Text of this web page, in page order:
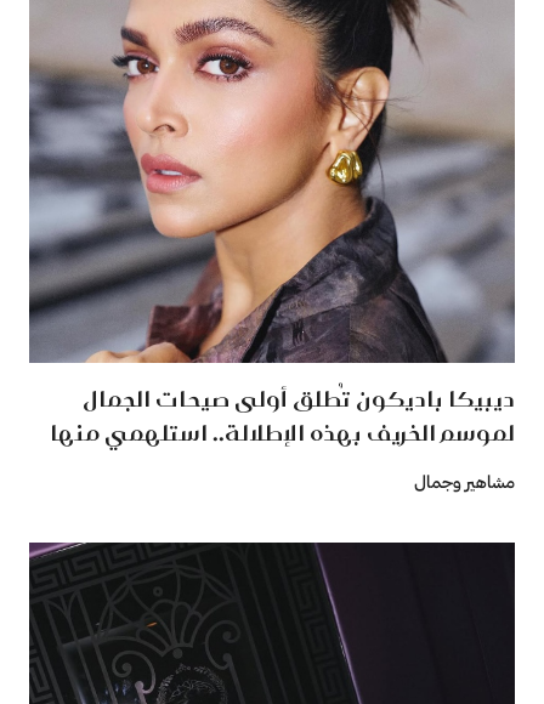
ديبيكا باديكون تُطلق أولى صيحات الجمال
لموسم الخريف بهذه الإطلالة.. استلهمي منها
مشاهير وجمال